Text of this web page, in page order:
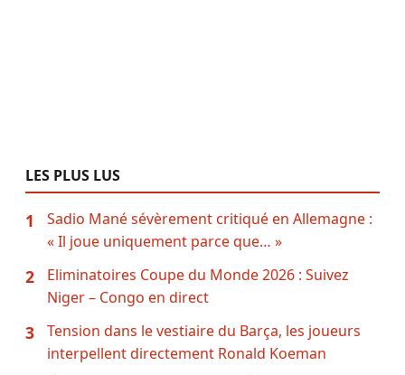
LES PLUS LUS
1
Sadio Mané sévèrement critiqué en Allemagne :
« Il joue uniquement parce que… »
2
Eliminatoires Coupe du Monde 2026 : Suivez
Niger – Congo en direct
3
Tension dans le vestiaire du Barça, les joueurs
interpellent directement Ronald Koeman